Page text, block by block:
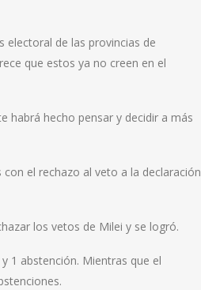
electoral de las provincias de
que estos ya no creen en el
habrá hecho pensar y decidir a más
el rechazo al veto a la declaración
los vetos de Milei y se logró.
1 abstención. Mientras que el